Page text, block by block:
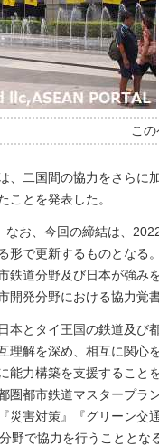
この
、二国間の協力をさらに
ことを発表した。
お、今回の締結は、
形で更新するものとなる
鉄道分野及び日本が強み
発分野における協力覚
本とタイ王国の鉄道及び
理解を深め、相互に関心
能力構築を支援すること
圏都市鉄道マスタープラ
災害対策』『グリーン交
野で協力を行うこととなる